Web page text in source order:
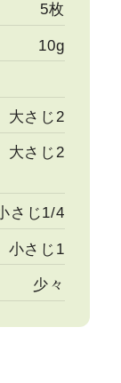
5枚
10g
大さじ2
大さじ2
さじ1/4
小さじ1
少々